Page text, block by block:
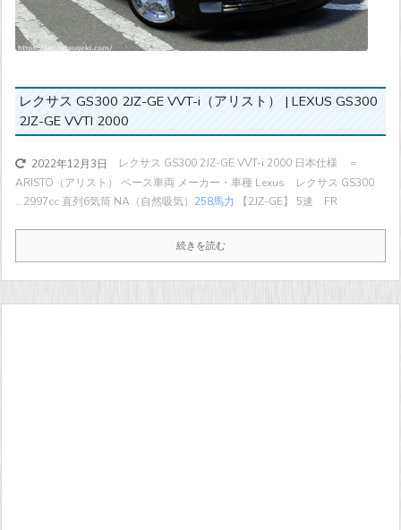
レクサス GS300 2JZ-GE VVT-i（アリスト） | LEXUS GS300
2JZ-GE VVTI 2000
2022年12月3日
レクサス GS300 2JZ-GE VVT-i 2000 日本仕様 ＝
ARISTO（アリスト） ベース車両 メーカー・車種 Lexus レクサス GS300
...2997cc 直列6気筒 NA（自然吸気） 258馬力 【2JZ-GE】 5速 FR
続きを読む